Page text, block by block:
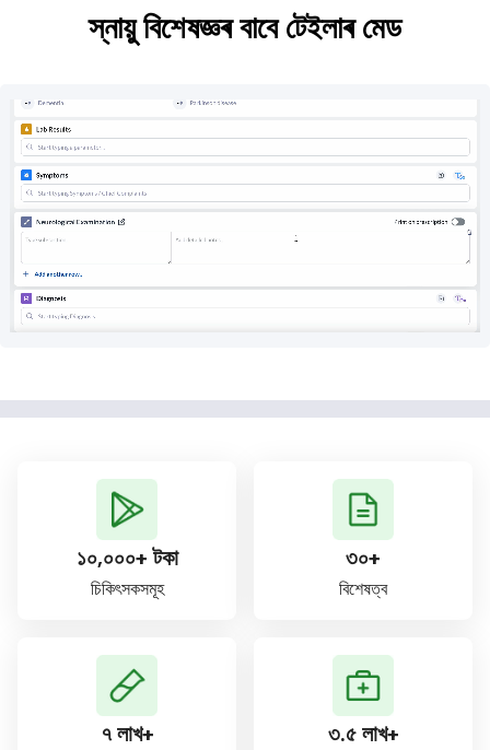
স্নায়ু বিশেষজ্ঞৰ বাবে টেইলাৰ মেড
১০,০০০+ টকা
চিকিৎসকসমূহ
৩০+
বিশেষত্ব
৭ লাখ+ ৩.৫ লাখ+